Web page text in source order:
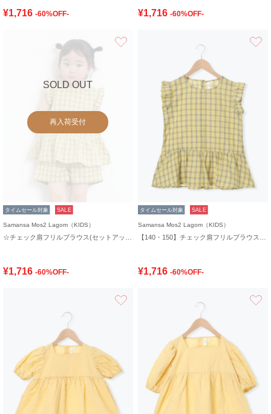
¥1,716 -60%OFF- ¥1,716 -60%OFF-
SOLD OUT
再入荷受付
タイムセール対象 SALE
Samansa Mos2 Lagom（KIDS）
¥1,716 -60%OFF-
タイムセール対象 SALE
Samansa Mos2 Lagom（KIDS）
¥1,716 -60%OFF-